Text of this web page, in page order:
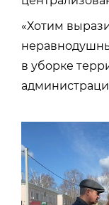
«Хотим
в уборке